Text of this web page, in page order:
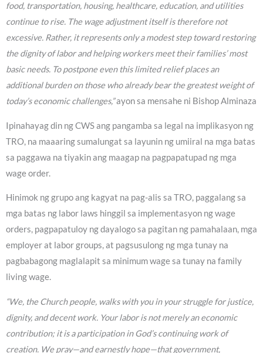
food, transportation, housing, healthcare, education, and utilities
continue to rise. The wage adjustment itself is therefore not
excessive. Rather, it represents only a modest step toward restoring
the dignity of labor and helping workers meet their families’ most
basic needs. To postpone even this limited relief places an
additional burden on those who already bear the greatest weight of
today’s economic challenges,”ayon sa mensahe ni Bishop Alminaza
Ipinahayag din ng CWS ang pangamba sa legal na implikasyon ng
TRO, na maaaring sumalungat sa layunin ng umiiral na mga batas
sa paggawa na tiyakin ang maagap na pagpapatupad ng mga
wage order.
Hinimok ng grupo ang kagyat na pag-alis sa TRO, paggalang sa
mga batas ng labor laws hinggil sa implementasyon ng wage
orders, pagpapatuloy ng dayalogo sa pagitan ng pamahalaan, mga
employer at labor groups, at pagsusulong ng mga tunay na
pagbabagong maglalapit sa minimum wage sa tunay na family
living wage.
“We, the Church people, walks with you in your struggle for justice,
dignity, and decent work. Your labor is not merely an economic
contribution; it is a participation in God’s continuing work of
creation. We pray—and earnestly hope—that government,